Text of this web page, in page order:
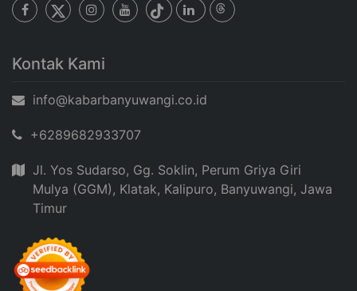
Kontak Kami
info@kabarbanyuwangi.co.id
+6289682933707
Jl. Yos Sudarso, Gg. Soklin, Perum Griya Giri
Mulya (GGM), Klatak, Kalipuro, Banyuwangi, Jawa
Timur